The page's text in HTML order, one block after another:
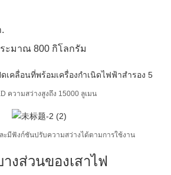
ะมาณ 800 กิโลกรัม
ความสว่างสูงถึง 15000 ลูเมน
ะมีฟังก์ชันปรับความสว่างได้ตามการใช้งาน
งส่วนของเสาไฟ